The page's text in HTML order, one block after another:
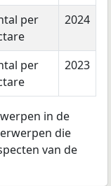
per
2024
per
2023
in de
die
van de